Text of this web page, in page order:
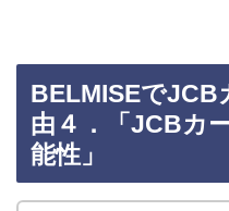
BELMISEでJCB
由４．「JCBカ
能性」